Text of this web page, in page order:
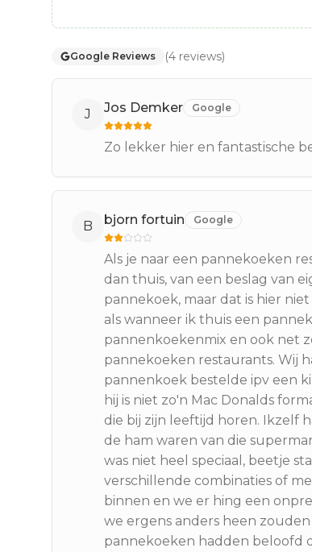
Google Reviews (4 reviews)
J Jos Demker Google
Zo lekker hier en fantastische
B bjorn fortuin Google
Als je naar een pannekoeken
dan thuis, van een beslag van
pannekoek, maar dat is hier
als wanneer ik thuis een
pannenkoekenmix en ook net
pannekoeken restaurants. Wij
pannenkoek bestelde ipv een
hij is niet zo'n Mac Donalds
die bij zijn leeftijd horen. Ikzelf
de ham waren van die
was niet heel speciaal, beetje
verschillende combinaties of
binnen en we er hing een
we ergens anders heen
pannekoeken hadden beloofd